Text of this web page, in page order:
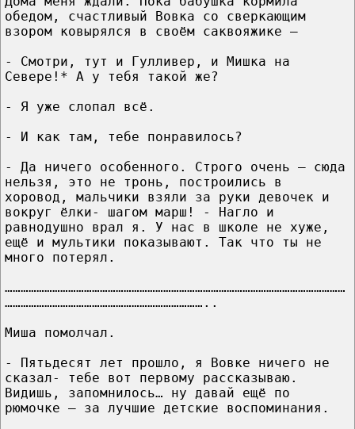
обедом, счастливый Вовка со сверкающим
взором ковырялся в своём саквояжике –
- Смотри, тут и Гулливер, и Мишка на
Севере!* А у тебя такой же?
- Я уже слопал всё.
- И как там, тебе понравилось?
- Да ничего особенного. Строго очень – сюда
нельзя, это не тронь, построились в
хоровод, мальчики взяли за руки девочек и
вокруг ёлки- шагом марш! - Нагло и
равнодушно врал я. У нас в школе не хуже,
ещё и мультики показывают. Так что ты не
много потерял.
…………………………………………………………………………………………………………………
…………………………………………………………………..
Миша помолчал.
- Пятьдесят лет прошло, я Вовке ничего не
сказал- тебе вот первому рассказываю.
Видишь, запомнилось… ну давай ещё по
рюмочке – за лучшие детские воспоминания.